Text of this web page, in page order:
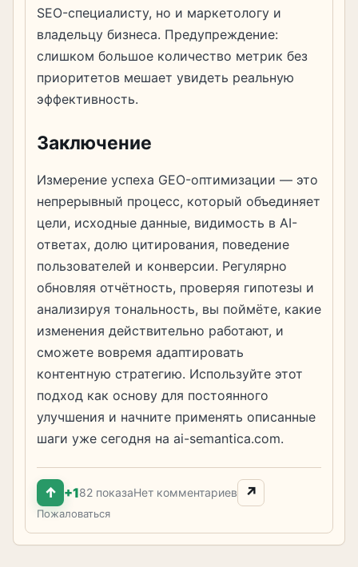
SEO-специалисту, но и маркетологу и
владельцу бизнеса. Предупреждение:
слишком большое количество метрик без
приоритетов мешает увидеть реальную
эффективность.
Заключение
Измерение успеха GEO-оптимизации — это
непрерывный процесс, который объединяет
цели, исходные данные, видимость в AI-
ответах, долю цитирования, поведение
пользователей и конверсии. Регулярно
обновляя отчётность, проверяя гипотезы и
анализируя тональность, вы поймёте, какие
изменения действительно работают, и
сможете вовремя адаптировать
контентную стратегию. Используйте этот
подход как основу для постоянного
улучшения и начните применять описанные
шаги уже сегодня на ai-semantica.com.
↑ +182 показаНет комментариев ↗
Пожаловаться